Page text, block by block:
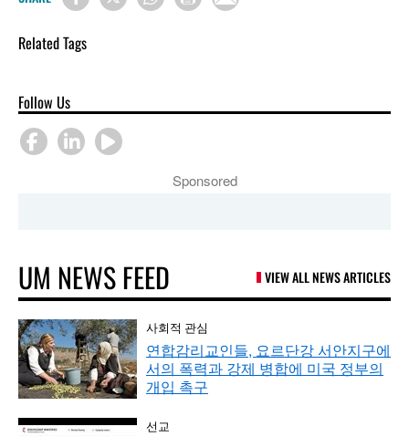
Related Tags
Follow Us
Sponsored
UM NEWS FEED VIEW ALL NEWS ARTICLES
사회적 관심
연합감리교인들, 요르단강 서안지구에
서의 폭력과 강제 병합에 미국 정부의
개입 촉구
선교